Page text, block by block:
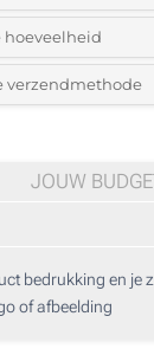
en kleuren van
kant)
(Aan een kant)
hoeveelheid
voeg het gewenste
verzendmethode
JOUW
bedrukking en je
of afbeelding